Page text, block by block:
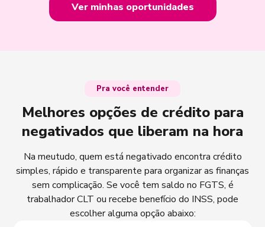
Ver minhas oportunidades
Pra você entender
Melhores opções de crédito para
negativados que liberam na hora
Na meutudo, quem está negativado encontra crédito
simples, rápido e transparente para organizar as finanças
sem complicação. Se você tem saldo no FGTS, é
trabalhador CLT ou recebe benefício do INSS, pode
escolher alguma opção abaixo: